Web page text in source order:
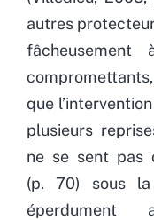
autres
que
plusieurs
ne se sent pas
(p. 70) sous
éperdument